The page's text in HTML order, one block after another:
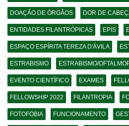
DOAÇÃO DE ÓRGÃOS DOR DE
ENTIDADES FILANTRÓPICAS EPIS
ESPAÇO ESPÍRITA TEREZA D'ÁVILA
ESTRABISMO ESTRABISMO/
EVENTO CIENTÍFICO EXAMES
FELLOWSHIP 2022 FILANTROPIA
FOTOFOBIA FUNCIONAMENTO